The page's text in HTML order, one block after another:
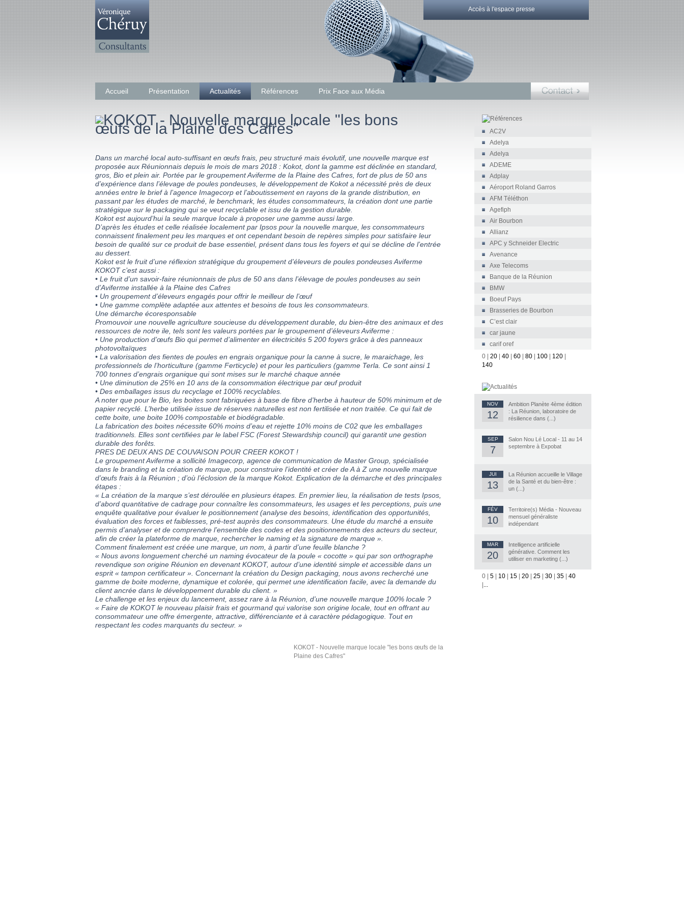
Accès à l'espace presse
Accueil Présentation Actualités Références Prix Face aux Média
Dans un marché local auto-suffisant en œufs frais, peu structuré mais évolutif, une nouvelle marque est
proposée aux Réunionnais depuis le mois de mars 2018 : Kokot, dont la gamme est déclinée en standard,
gros, Bio et plein air. Portée par le groupement Aviferme de la Plaine des Cafres, fort de plus de 50 ans
d’expérience dans l’élevage de poules pondeuses, le développement de Kokot a nécessité près de deux
années entre le brief à l’agence Imagecorp et l’aboutissement en rayons de la grande distribution, en
passant par les études de marché, le benchmark, les études consommateurs, la création dont une partie
stratégique sur le packaging qui se veut recyclable et issu de la gestion durable.
Kokot est aujourd’hui la seule marque locale à proposer une gamme aussi large.
D’après les études et celle réalisée localement par Ipsos pour la nouvelle marque, les consommateurs
connaissent finalement peu les marques et ont cependant besoin de repères simples pour satisfaire leur
besoin de qualité sur ce produit de base essentiel, présent dans tous les foyers et qui se décline de l’entrée
au dessert.
Kokot est le fruit d’une réflexion stratégique du groupement d’éleveurs de poules pondeuses Aviferme
KOKOT c’est aussi :
• Le fruit d’un savoir-faire réunionnais de plus de 50 ans dans l’élevage de poules pondeuses au sein
d’Aviferme installée à la Plaine des Cafres
• Un groupement d’éleveurs engagés pour offrir le meilleur de l’œuf
• Une gamme complète adaptée aux attentes et besoins de tous les consommateurs.
Une démarche écoresponsable
Promouvoir une nouvelle agriculture soucieuse du développement durable, du bien-être des animaux et des
ressources de notre ile, tels sont les valeurs portées par le groupement d’éleveurs Aviferme :
• Une production d’œufs Bio qui permet d’alimenter en électricités 5 200 foyers grâce à des panneaux
photovoltaïques
• La valorisation des fientes de poules en engrais organique pour la canne à sucre, le maraichage, les
professionnels de l’horticulture (gamme Ferticycle) et pour les particuliers (gamme Terla. Ce sont ainsi 1
700 tonnes d’engrais organique qui sont mises sur le marché chaque année
• Une diminution de 25% en 10 ans de la consommation électrique par œuf produit
• Des emballages issus du recyclage et 100% recyclables.
A noter que pour le Bio, les boites sont fabriquées à base de fibre d’herbe à hauteur de 50% minimum et de
papier recyclé. L’herbe utilisée issue de réserves naturelles est non fertilisée et non traitée. Ce qui fait de
cette boite, une boite 100% compostable et biodégradable.
La fabrication des boites nécessite 60% moins d’eau et rejette 10% moins de C02 que les emballages
traditionnels. Elles sont certifiées par le label FSC (Forest Stewardship council) qui garantit une gestion
durable des forêts.
PRES DE DEUX ANS DE COUVAISON POUR CREER KOKOT !
Le groupement Aviferme a sollicité Imagecorp, agence de communication de Master Group, spécialisée
dans le branding et la création de marque, pour construire l’identité et créer de A à Z une nouvelle marque
d’œufs frais à la Réunion ; d’où l’éclosion de la marque Kokot. Explication de la démarche et des principales
étapes :
« La création de la marque s’est déroulée en plusieurs étapes. En premier lieu, la réalisation de tests Ipsos,
d’abord quantitative de cadrage pour connaître les consommateurs, les usages et les perceptions, puis une
enquête qualitative pour évaluer le positionnement (analyse des besoins, identification des opportunités,
évaluation des forces et faiblesses, pré-test auprès des consommateurs. Une étude du marché a ensuite
permis d’analyser et de comprendre l’ensemble des codes et des positionnements des acteurs du secteur,
afin de créer la plateforme de marque, rechercher le naming et la signature de marque ».
Comment finalement est créée une marque, un nom, à partir d’une feuille blanche ?
« Nous avons longuement cherché un naming évocateur de la poule « cocotte » qui par son orthographe
revendique son origine Réunion en devenant KOKOT, autour d’une identité simple et accessible dans un
esprit « tampon certificateur ». Concernant la création du Design packaging, nous avons recherché une
gamme de boite moderne, dynamique et colorée, qui permet une identification facile, avec la demande du
client ancrée dans le développement durable du client. »
Le challenge et les enjeux du lancement, assez rare à la Réunion, d’une nouvelle marque 100% locale ?
« Faire de KOKOT le nouveau plaisir frais et gourmand qui valorise son origine locale, tout en offrant au
consommateur une offre émergente, attractive, différenciante et à caractère pédagogique. Tout en
respectant les codes marquants du secteur. »
KOKOT - Nouvelle marque locale "les bons œufs de la
Plaine des Cafres"
AC2V
Adelya
Adelya
ADEME
Adplay
Aéroport Roland Garros
AFM Téléthon
Agefiph
Air Bourbon
Allianz
APC y Schneider Electric
Avenance
Axe Telecoms
Banque de la Réunion
BMW
Boeuf Pays
Brasseries de Bourbon
C’est clair
car jaune
carif oref
0
20 40 60 80 100 120
140
NOV
12
Ambition Planète 4ème édition
: La Réunion, laboratoire de
résilience dans (...)
SEP
7
Salon Nou Lé Local - 11 au 14
septembre à Expobat
JUI
13
La Réunion accueille le Village
de la Santé et du bien-être :
un (...)
FÉV
10
Territoire(s) Média - Nouveau
mensuel généraliste
indépendant
MAR
20
Intelligence artificielle
générative. Comment les
utiliser en marketing (...)
0 5 10 15 20 25 30 35
40
...